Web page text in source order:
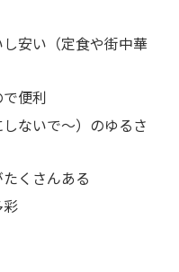
安い（定食や街中華
便利
ないで〜）のゆるさ
くさんある